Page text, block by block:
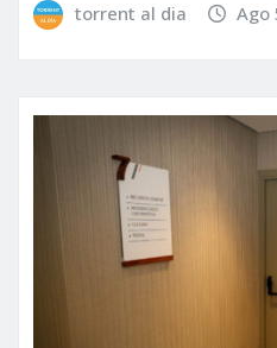
torrent al dia Ago